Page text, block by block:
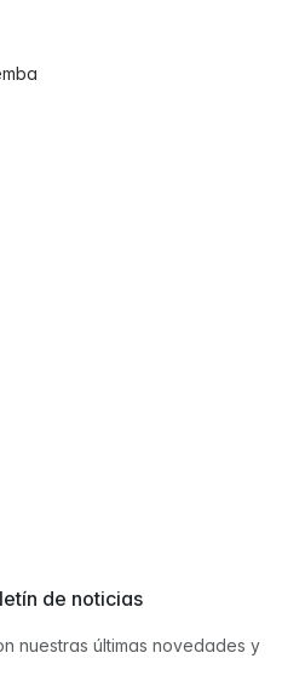
de noticias
nuestras últimas novedades y